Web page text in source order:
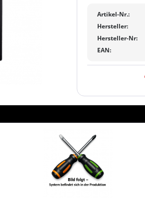
Artikel-Nr.:
Hersteller:
Hersteller-Nr:
EAN: